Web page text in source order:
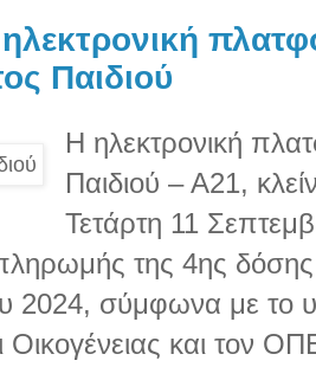
ηλεκτρονική
Παιδιού
Η ηλεκτρονική
Παιδιού – Α21,
Τετάρτη 11
της 4ης
2024, σύμφωνα με το
Οικογένειας και τον